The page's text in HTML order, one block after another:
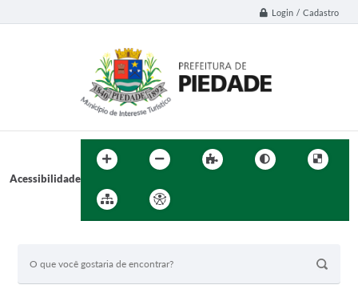
Login / Cadastro
Acessibilidade